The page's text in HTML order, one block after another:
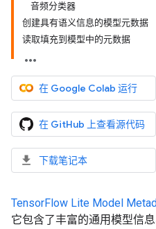
音频分类器
创建具有语义信息的模型元数据
读取填充到模型中的元数据
在 Google Colab 运行
在 GitHub 上查看源代码
下载笔记本
TensorFlow Lite Model
它包含了丰富的通用模型信